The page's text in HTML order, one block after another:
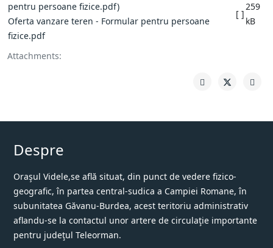
Attachments:
Oferta vanzare teren - Formular pentru persoane
fizice.pdf
[ ]
259
kB
Despre
Oraşul Videle,se află situat, din punct de vedere fizico-
geografic, în partea central-sudica a Campiei Romane, în
subunitatea Găvanu-Burdea, acest teritoriu administrativ
aflandu-se la contactul unor artere de circulaţie importante
pentru judeţul Teleorman.